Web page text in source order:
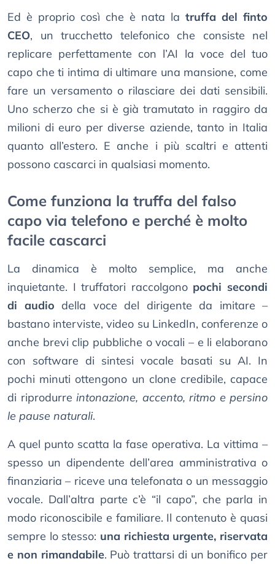
Ed è proprio così che è nata la truffa del finto
CEO, un trucchetto telefonico che consiste nel
replicare perfettamente con l’AI la voce del tuo
capo che ti intima di ultimare una mansione, come
fare un versamento o rilasciare dei dati sensibili.
Uno scherzo che si è già tramutato in raggiro da
milioni di euro per diverse aziende, tanto in Italia
quanto all’estero. E anche i più scaltri e attenti
possono cascarci in qualsiasi momento.
Come funziona la truffa del falso
capo via telefono e perché è molto
facile cascarci
La dinamica è molto semplice, ma anche
inquietante. I truffatori raccolgono pochi secondi
di audio della voce del dirigente da imitare –
bastano interviste, video su LinkedIn, conferenze o
anche brevi clip pubbliche o vocali – e li elaborano
con software di sintesi vocale basati su AI. In
pochi minuti ottengono un clone credibile, capace
di riprodurre intonazione, accento, ritmo e persino
le pause naturali.
A quel punto scatta la fase operativa. La vittima –
spesso un dipendente dell’area amministrativa o
finanziaria – riceve una telefonata o un messaggio
vocale. Dall’altra parte c’è “il capo”, che parla in
modo riconoscibile e familiare. Il contenuto è quasi
sempre lo stesso: una richiesta urgente, riservata
e non rimandabile. Può trattarsi di un bonifico per